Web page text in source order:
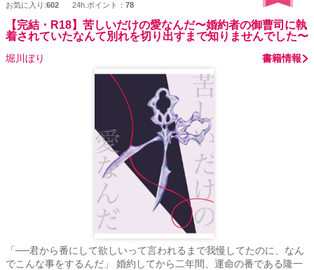
お気に入り:602 24h.ポイント： 78
【完結・R18】苦しいだけの愛なんだ〜婚約者の御曹司に執
着されていたなんて別れを切り出すまで知りませんでした〜
堀川ぼり 書籍情報
「──君から番にして欲しいって言われるまで我慢してたのに、なん
でこんな事をするんだ」 婚約してから二年間、運命の番である隆一